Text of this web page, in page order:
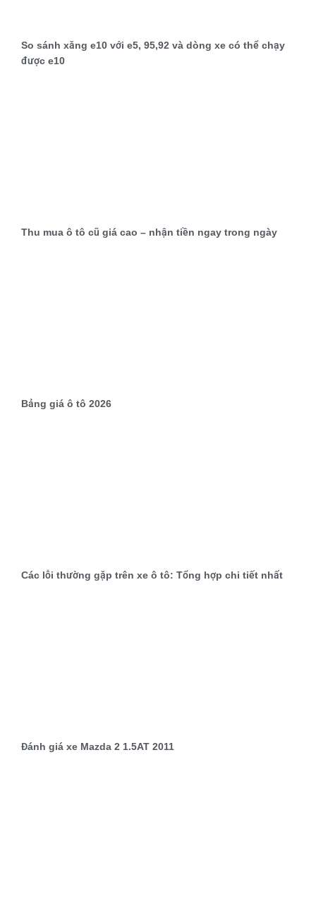
So sánh xăng e10 với e5, 95,92 và dòng xe có thể chạy
được e10
Thu mua ô tô cũ giá cao – nhận tiền ngay trong ngày
Bảng giá ô tô 2026
Các lỗi thường gặp trên xe ô tô: Tổng hợp chi tiết nhất
Đánh giá xe Mazda 2 1.5AT 2011